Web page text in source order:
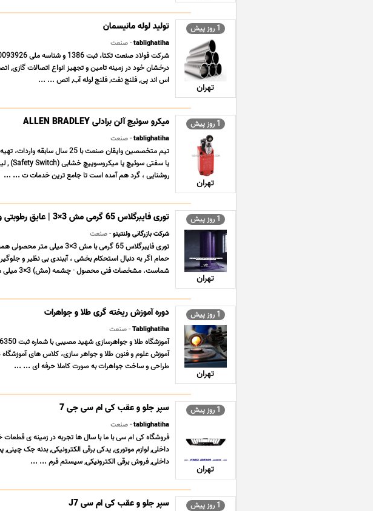
1 روز پیش
تهران
تولید لوله مانیسمان
tablighatiha- صنعت
درخشان خود در زمینه تامین و تجهیز انواع اتصالات گازی,
اس اند پی, فلنج نفت, فلنج لوله آب, اتص ... ...
1 روز پیش
تهران
میکرو سوئیچ آلن برادلی ALLEN BRADLEY
tablighatiha- صنعت
تیم متخصصین وایقان صنعت با
روشنایی ، گرد هم آمده است تا جامع ترین خدمات ت ... ...
1 روز پیش
تهران
توری فایبرگلاس 65 گرمی مش 3×3 | عایق رطوبتی و استحکام بخش
شرکت بازرگانی ولنتینو- صنعت
توری فایبرگلاس 65 گرمی با
حمام اگر به دنبال استحکام بخشی ، آببندی بی نظیر و
شماست. مشخصات فنی محصول · چشمه (مش) 3×3 میلی م ... ...
1 روز پیش
تهران
دوره آموزش ریخته گری طلا و جواهرات
Tablighatiha- صنعت
آموزش علوم و فنون طلا و جواهر سازى، کلاس هاى
طراحى و ساخت جواهرات به صورت کاملا حرفه اى ... ...
1 روز پیش
تهران
سپر جلو و عقب کی ام سی جی 7
tablighatiha- صنعت
داخلی, لوازم موتوری, یدکی برقی الکترونیکی, بدنه جک
داخلی, فروش برقی الکترونیکی, سیستم فرم ... ...
1 روز پیش سپر جلو و عقب کی ام سی J7